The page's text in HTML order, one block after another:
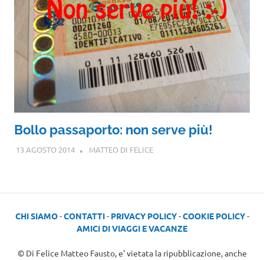
Bollo passaporto: non serve più!
13 AGOSTO 2014 MATTEO DI FELICE
CHI SIAMO-CONTATTI- PRIVACY POLICY-COOKIE POLICY-
AMICI DI VIAGGI E VACANZE
© Di Felice Matteo Fausto, e' vietata la ripubblicazione, anche